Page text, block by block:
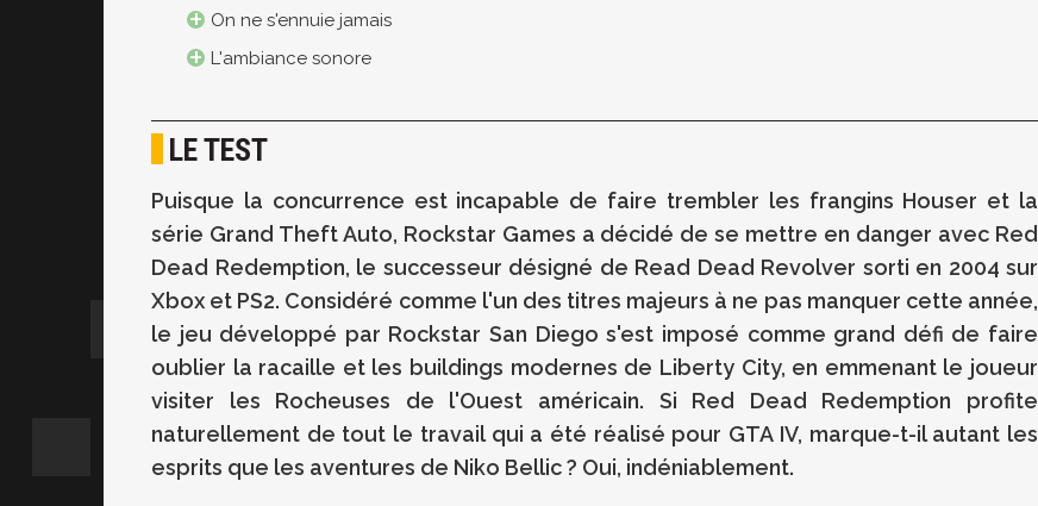
On ne s'ennuie jamais
L'ambiance sonore
LE TEST
Puisque la concurrence est incapable de faire trembler les frangins Houser et la
série Grand Theft Auto, Rockstar Games a décidé de se mettre en danger avec Red
Dead Redemption, le successeur désigné de Read Dead Revolver sorti en 2004 sur
Xbox et PS2. Considéré comme l'un des titres majeurs à ne pas manquer cette année,
le jeu développé par Rockstar San Diego s'est imposé comme grand défi de faire
oublier la racaille et les buildings modernes de Liberty City, en emmenant le joueur
visiter les Rocheuses de l'Ouest américain. Si Red Dead Redemption profite
naturellement de tout le travail qui a été réalisé pour GTA IV, marque-t-il autant les
esprits que les aventures de Niko Bellic ? Oui, indéniablement.